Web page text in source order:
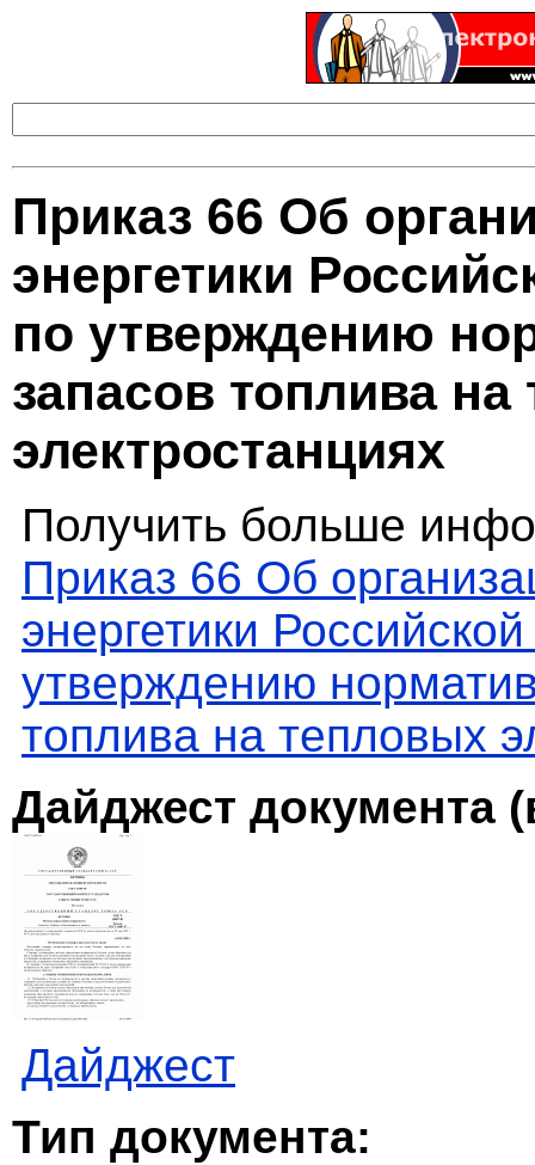
Приказ 66 Об
энергетики
по утверждению
запасов топлива
электростанциях
Получить больше
Приказ 66 Об
энергетики
утверждению
топлива на тепловых
Дайджест документа
Дайджест
Тип документа: